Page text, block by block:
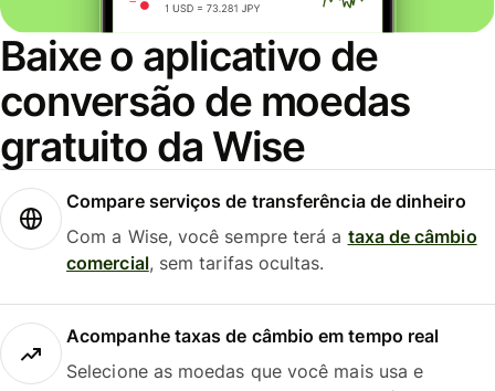
Baixe o aplicativo de
conversão de moedas
gratuito da Wise
Compare serviços de transferência de dinheiro
Com a Wise, você sempre terá a taxa de câmbio
comercial, sem tarifas ocultas.
Acompanhe taxas de câmbio em tempo real
Selecione as moedas que você mais usa e